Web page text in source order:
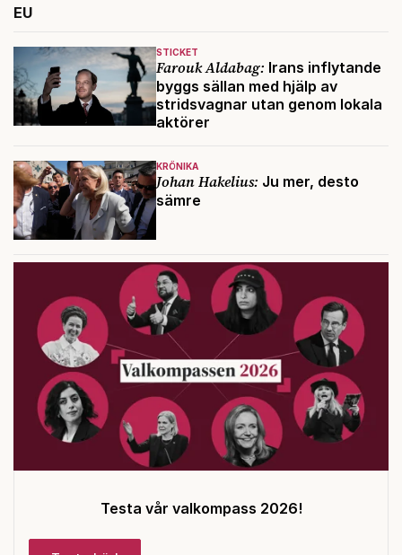
EU
STICKET
Farouk Aldabag: Irans inflytande
byggs sällan med hjälp av
stridsvagnar utan genom lokala
aktörer
KRÖNIKA
Johan Hakelius: Ju mer, desto
sämre
Testa vår valkompass 2026!